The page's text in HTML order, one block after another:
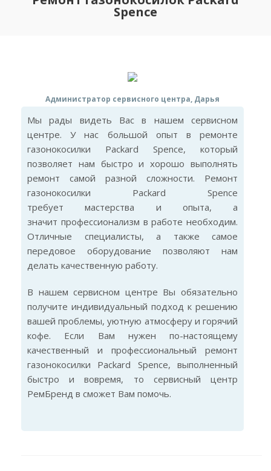
Spence
Администратор сервисного центра, Дарья
Мы рады видеть Вас в нашем сервисном
центре. У нас большой опыт в ремонте
газонокосилки Packard Spence, который
позволяет нам быстро и хорошо выполнять
ремонт самой разной сложности. Ремонт
газонокосилки Packard Spence
требует мастерства и опыта, а
значит профессионализм в работе необходим.
Отличные специалисты, а также самое
передовое оборудование позволяют нам
делать качественную работу.
В нашем сервисном центре Вы обязательно
получите индивидуальный подход к решению
вашей проблемы, уютную атмосферу и горячий
кофе. Если Вам нужен по-настоящему
качественный и профессиональный ремонт
газонокосилки Packard Spence, выполненный
быстро и вовремя, то сервисный центр
РемБренд в сможет Вам помочь.